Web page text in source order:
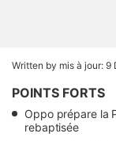
Written by mis à jour: 9
POINTS FORTS
Oppo prépare la
rebaptisée